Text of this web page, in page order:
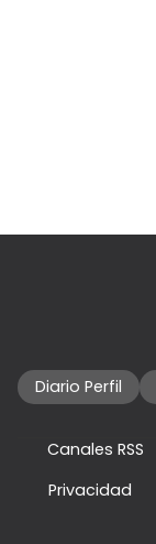
Diario Perfil
Canales RSS
Privacidad